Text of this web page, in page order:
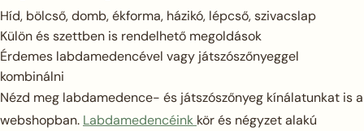
Híd, bölcső, domb, ékforma, házikó, lépcső, szivacslap
Külön és szettben is rendelhető megoldások
Érdemes labdamedencével vagy játszószőnyeggel
kombinálni
Nézd meg labdamedence- és játszószőnyeg kínálatunkat is a
webshopban. Labdamedencéink kör és négyzet alakú